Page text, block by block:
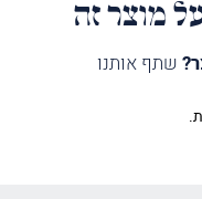
מוצר זה
שתף אותנו